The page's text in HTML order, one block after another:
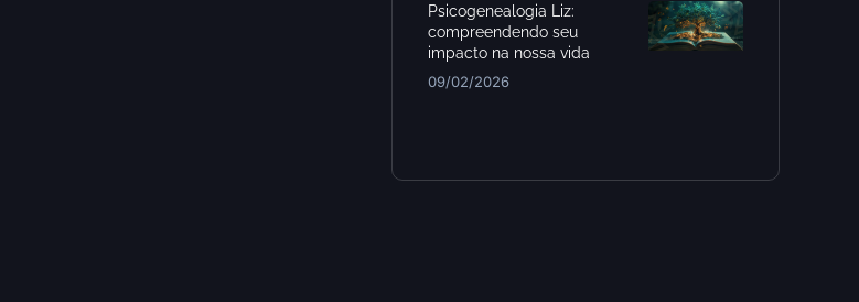
Psicogenealogia Liz:
compreendendo seu
impacto na nossa vida
09/02/2026